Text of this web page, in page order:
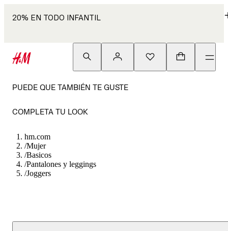
20% EN TODO INFANTIL
PUEDE QUE TAMBIÉN TE GUSTE
COMPLETA TU LOOK
hm.com
/Mujer
/Basicos
/Pantalones y leggings
/Joggers